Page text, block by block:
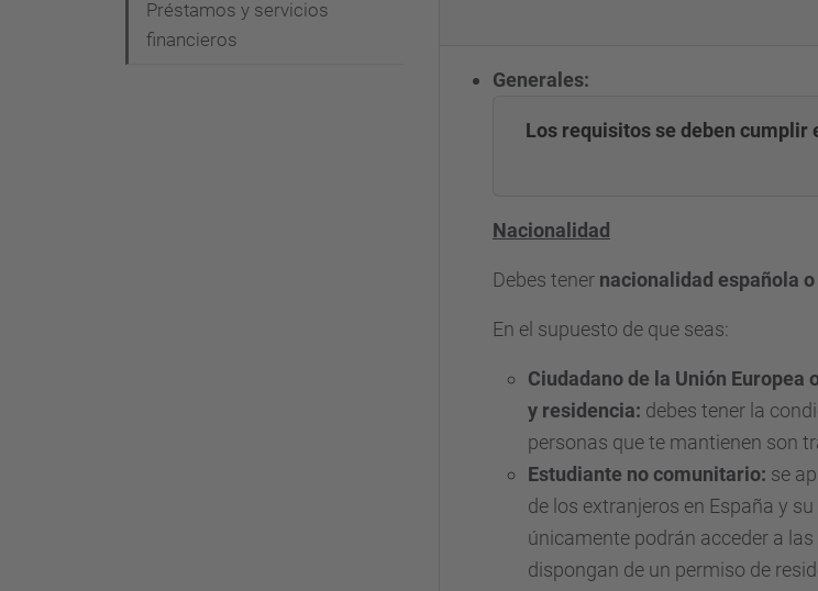
Generales:
Los requisitos se deben cumplir
Nacionalidad
Debes tener nacionalidad española
En el supuesto de que seas:
Ciudadano de la Unión
y residencia: debes tener la
personas que te mantienen son
Estudiante no comunitario: se
de los extranjeros en España y
únicamente podrán acceder a
dispongan de un permiso de
Préstamos y servicios
financieros